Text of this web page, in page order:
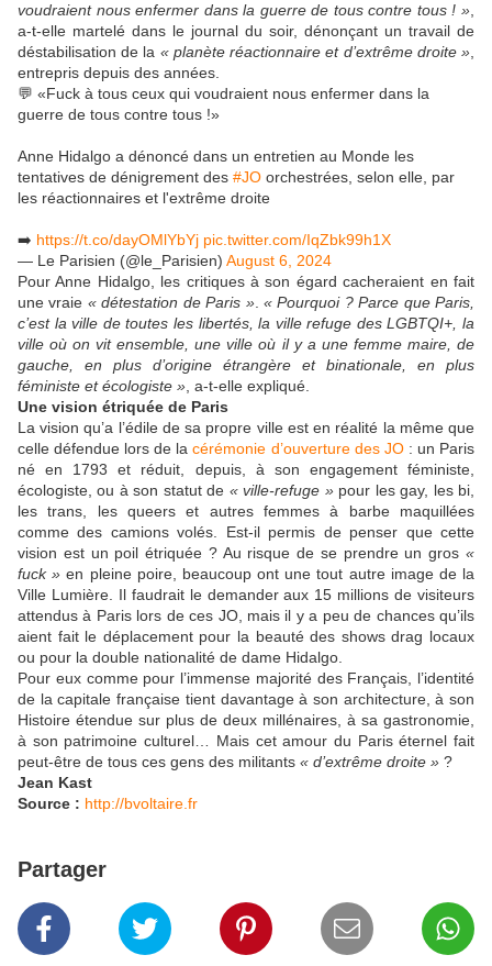
voudraient nous enfermer dans la guerre de tous contre tous ! »
a-t-elle martelé dans le journal du soir, dénonçant un travail de
déstabilisation de la « planète réactionnaire et d’extrême droite »
entrepris depuis des années.
💬 «Fuck à tous ceux qui voudraient nous enfermer dans la
guerre de tous contre tous !»
Anne Hidalgo a dénoncé dans un entretien au Monde les
tentatives de dénigrement des #JO orchestrées, selon elle, par
les réactionnaires et l'extrême droite
➡️ https://t.co/dayOMlYbYj pic.twitter.com/IqZbk99h1X
— Le Parisien (@le_Parisien) August 6, 2024
Pour Anne Hidalgo, les critiques à son égard cacheraient en fait
une vraie « détestation de Paris ». « Pourquoi ? Parce que Paris,
c’est la ville de toutes les libertés, la ville refuge des LGBTQI+, la
ville où on vit ensemble, une ville où il y a une femme maire, de
gauche, en plus d’origine étrangère et binationale, en plus
féministe et écologiste » , a-t-elle expliqué.
Une vision étriquée de Paris
La vision qu’a l’édile de sa propre ville est en réalité la même que
celle défendue lors de lacérémonie d’ouverture des JO: un Paris
né en 1793 et réduit, depuis, à son engagement féministe,
écologiste, ou à son statut de « ville-refuge »pour les gay, les bi,
les trans, les queers et autres femmes à barbe maquillées
comme des camions volés. Est-il permis de penser que cette
vision est un poil étriquée ? Au risque de se prendre un gros «
fuck » en pleine poire, beaucoup ont une tout autre image de la
Ville Lumière. Il faudrait le demander aux 15 millions de visiteurs
attendus à Paris lors de ces JO, mais il y a peu de chances qu’ils
aient fait le déplacement pour la beauté des shows drag locaux
ou pour la double nationalité de dame Hidalgo.
Pour eux comme pour l’immense majorité des Français, l’identité
de la capitale française tient davantage à son architecture, à son
Histoire étendue sur plus de deux millénaires, à sa gastronomie,
à son patrimoine culturel… Mais cet amour du Paris éternel fait
peut-être de tous ces gens des militants « d’extrême droite » ?
Jean Kast
Source : http://bvoltaire.fr
Partager